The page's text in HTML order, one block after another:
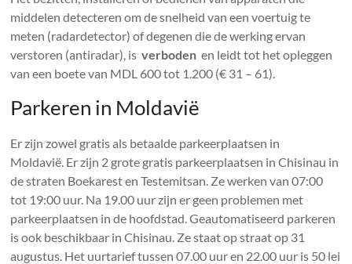
middelen detecteren om de snelheid van een voertuig te
meten (radardetector) of degenen die de werking ervan
verstoren (antiradar), isverboden en leidt tot het opleggen
van een boete van MDL 600 tot 1.200 (€ 31 – 61).
Parkeren in Moldavië
Er zijn zowel gratis als betaalde parkeerplaatsen in
Moldavië. Er zijn 2 grote gratis parkeerplaatsen in Chisinau in
de straten Boekarest en Testemitsan. Ze werken van 07:00
tot 19:00 uur. Na 19.00 uur zijn er geen problemen met
parkeerplaatsen in de hoofdstad. Geautomatiseerd parkeren
is ook beschikbaar in Chisinau. Ze staat op straat op 31
augustus. Het uurtarief tussen 07.00 uur en 22.00 uur is 50 lei